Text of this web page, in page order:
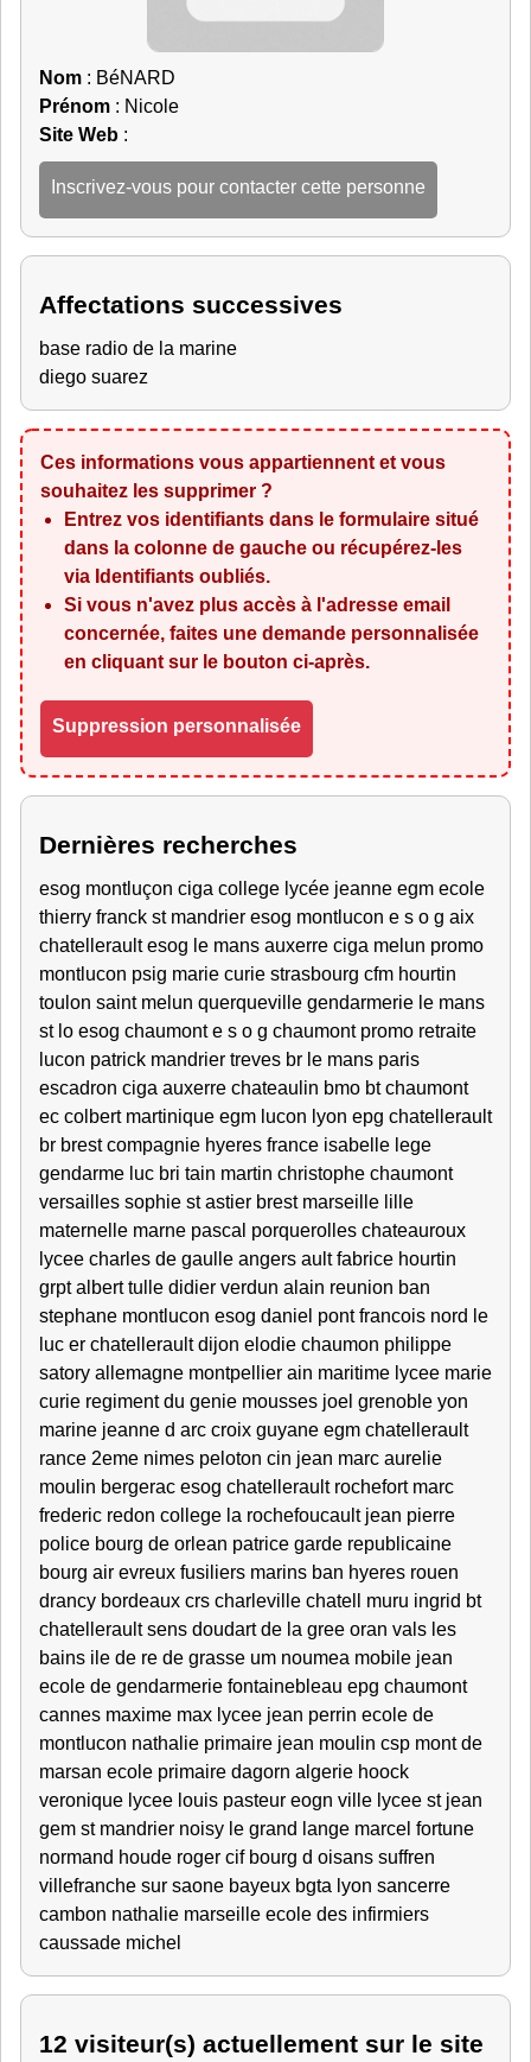
Nom : BéNARD
Prénom : Nicole
Site Web :
Inscrivez-vous pour contacter cette personne
Affectations successives
base radio de la marine
diego suarez
Ces informations vous appartiennent et vous
souhaitez les supprimer ?
Entrez vos identifiants dans le formulaire situé
dans la colonne de gauche ou récupérez-les
via Identifiants oubliés.
Si vous n'avez plus accès à l'adresse email
concernée, faites une demande personnalisée
en cliquant sur le bouton ci-après.
Suppression personnalisée
Dernières recherches
esog montluçon ciga college lycée jeanne egm ecole
thierry franck st mandrier esog montlucon e s o g aix
chatellerault esog le mans auxerre ciga melun promo
montlucon psig marie curie strasbourg cfm hourtin
toulon saint melun querqueville gendarmerie le mans
st lo esog chaumont e s o g chaumont promo retraite
lucon patrick mandrier treves br le mans paris
escadron ciga auxerre chateaulin bmo bt chaumont
ec colbert martinique egm lucon lyon epg chatellerault
br brest compagnie hyeres france isabelle lege
gendarme luc bri tain martin christophe chaumont
versailles sophie st astier brest marseille lille
maternelle marne pascal porquerolles chateauroux
lycee charles de gaulle angers ault fabrice hourtin
grpt albert tulle didier verdun alain reunion ban
stephane montlucon esog daniel pont francois nord le
luc er chatellerault dijon elodie chaumon philippe
satory allemagne montpellier ain maritime lycee marie
curie regiment du genie mousses joel grenoble yon
marine jeanne d arc croix guyane egm chatellerault
rance 2eme nimes peloton cin jean marc aurelie
moulin bergerac esog chatellerault rochefort marc
frederic redon college la rochefoucault jean pierre
police bourg de orlean patrice garde republicaine
bourg air evreux fusiliers marins ban hyeres rouen
drancy bordeaux crs charleville chatell muru ingrid bt
chatellerault sens doudart de la gree oran vals les
bains ile de re de grasse um noumea mobile jean
ecole de gendarmerie fontainebleau epg chaumont
cannes maxime max lycee jean perrin ecole de
montlucon nathalie primaire jean moulin csp mont de
marsan ecole primaire dagorn algerie hoock
veronique lycee louis pasteur eogn ville lycee st jean
gem st mandrier noisy le grand lange marcel fortune
normand houde roger cif bourg d oisans suffren
villefranche sur saone bayeux bgta lyon sancerre
cambon nathalie marseille ecole des infirmiers
caussade michel
12 visiteur(s) actuellement sur le site